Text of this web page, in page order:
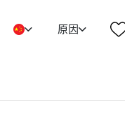
原因